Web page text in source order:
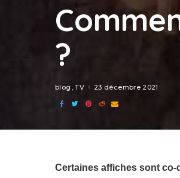
?
blog TV 23 décembre 2021
Certaines affiches sont